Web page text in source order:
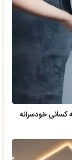
کسانی خودسرانه